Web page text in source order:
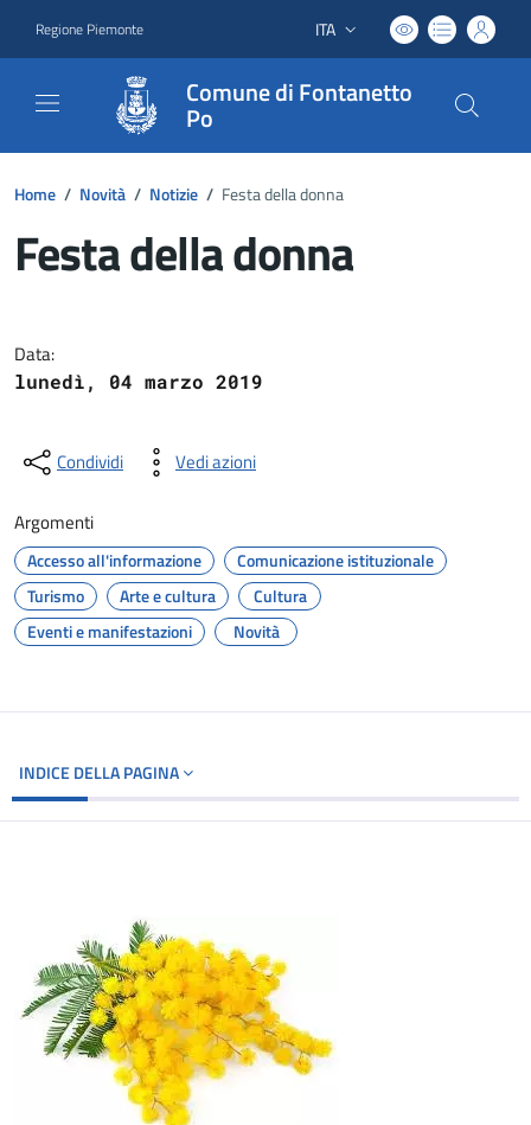
Regione Piemonte Lingua attiva:
ITA
Comune di Fontanetto
Po
Home / Novità / Notizie / Festa della donna
Festa della donna
Data:
lunedì, 04 marzo 2019
Condividi Vedi azioni
Argomenti
Accesso all'informazione
Comunicazione istituzionale
Turismo
Arte e cultura
Cultura
Eventi e manifestazioni
Novità
INDICE DELLA PAGINA